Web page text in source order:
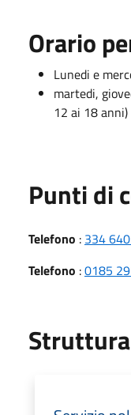
Orario
Lunedi e
martedi,
12 ai 18 anni)
Punti di
Telefono : 334
Telefono :0185